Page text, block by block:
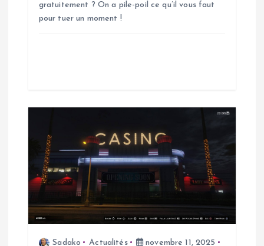
e
gratuitement ? On a pile-poil ce qu’il vous faut
pour tuer un moment !
Sadako Actualités
novembre 11, 2025